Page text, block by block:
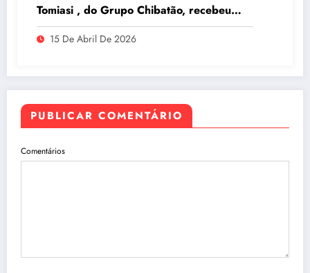
Tomiasi , do Grupo Chibatão, recebeu
prêmio da Log-In na Intermodal South
America 2026, em São Paulo
15 De Abril De 2026
PUBLICAR COMENTÁRIO
Comentários